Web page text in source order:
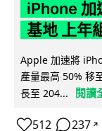
iPhone 加
基地 上年
Apple 加速將
產量最高 50% 移
長至 204...
閱讀
512 237 ↗